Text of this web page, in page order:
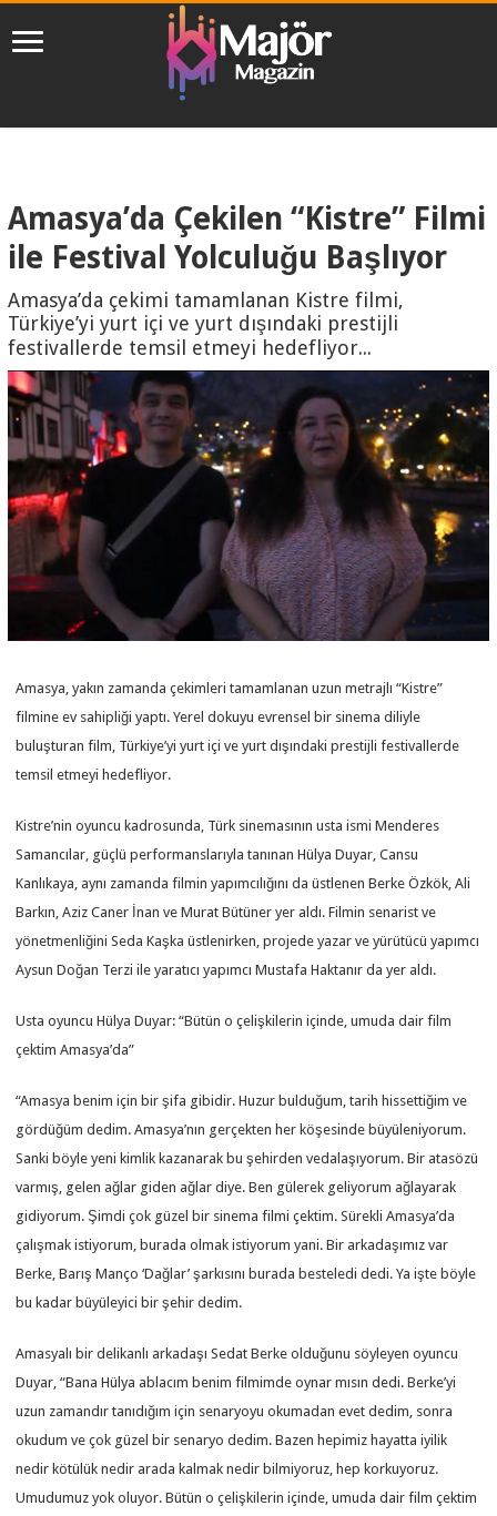
Amasya’da Çekilen “Kistre” Filmi
ile Festival Yolculuğu Başlıyor
Amasya’da çekimi tamamlanan Kistre filmi,
Türkiye’yi yurt içi ve yurt dışındaki prestijli
festivallerde temsil etmeyi hedefliyor...
Amasya, yakın zamanda çekimleri tamamlanan uzun metrajlı “Kistre”
filmine ev sahipliği yaptı. Yerel dokuyu evrensel bir sinema diliyle
buluşturan film, Türkiye’yi yurt içi ve yurt dışındaki prestijli festivallerde
temsil etmeyi hedefliyor.
Kistre’nin oyuncu kadrosunda, Türk sinemasının usta ismi Menderes
Samancılar, güçlü performanslarıyla tanınan Hülya Duyar, Cansu
Kanlıkaya, aynı zamanda filmin yapımcılığını da üstlenen Berke Özkök, Ali
Barkın, Aziz Caner İnan ve Murat Bütüner yer aldı. Filmin senarist ve
yönetmenliğini Seda Kaşka üstlenirken, projede yazar ve yürütücü yapımcı
Aysun Doğan Terzi ile yaratıcı yapımcı Mustafa Haktanır da yer aldı.
Usta oyuncu Hülya Duyar: “Bütün o çelişkilerin içinde, umuda dair film
çektim Amasya’da”
“Amasya benim için bir şifa gibidir. Huzur bulduğum, tarih hissettiğim ve
gördüğüm dedim. Amasya’nın gerçekten her köşesinde büyüleniyorum.
Sanki böyle yeni kimlik kazanarak bu şehirden vedalaşıyorum. Bir atasözü
varmış, gelen ağlar giden ağlar diye. Ben gülerek geliyorum ağlayarak
gidiyorum. Şimdi çok güzel bir sinema filmi çektim. Sürekli Amasya’da
çalışmak istiyorum, burada olmak istiyorum yani. Bir arkadaşımız var
Berke, Barış Manço ‘Dağlar’ şarkısını burada besteledi dedi. Ya işte böyle
bu kadar büyüleyici bir şehir dedim.
Amasyalı bir delikanlı arkadaşı Sedat Berke olduğunu söyleyen oyuncu
Duyar, “Bana Hülya ablacım benim filmimde oynar mısın dedi. Berke’yi
uzun zamandır tanıdığım için senaryoyu okumadan evet dedim, sonra
okudum ve çok güzel bir senaryo dedim. Bazen hepimiz hayatta iyilik
nedir kötülük nedir arada kalmak nedir bilmiyoruz, hep korkuyoruz.
Umudumuz yok oluyor. Bütün o çelişkilerin içinde, umuda dair film çektim